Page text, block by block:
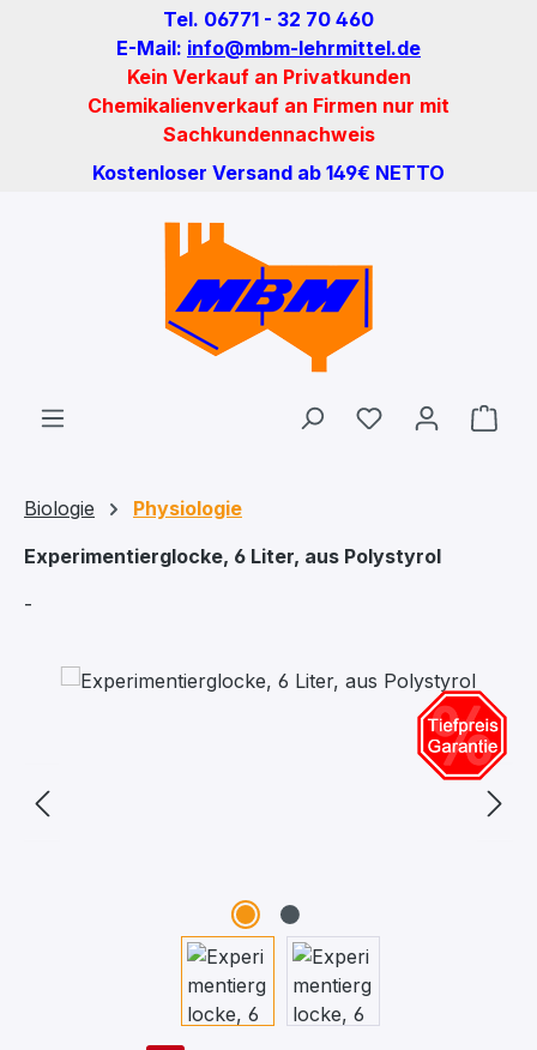
Zum Hauptinhalt springenTel. 06771 - 32 70 460
E-Mail: info@mbm-lehrmittel.de
Kein Verkauf an Privatkunden
Chemikalienverkauf an Firmen nur mit
Sachkundennachweis
Kostenloser Versand ab 149€ NETTO
Du hast 0
Biologie
Physiologie
Experimentierglocke, 6 Liter, aus Polystyrol
-
Bildergalerie überspringen